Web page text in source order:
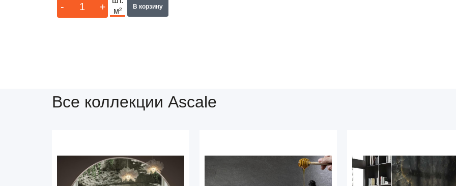
- +
м²
В корзину
Все коллекции Ascale